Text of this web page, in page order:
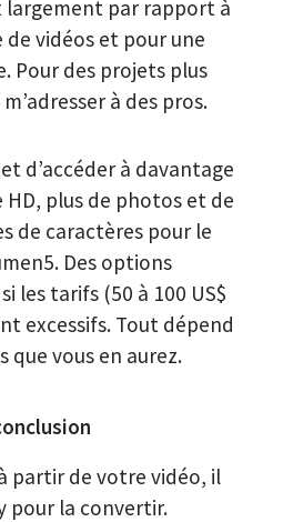
par rapport à
de vidéos et pour une
Pour des projets plus
à des pros.
d’accéder à davantage
HD, plus de photos et de
de caractères pour le
Des options
les tarifs (50 à 100 US$
excessifs. Tout dépend
que vous en aurez.
partir de votre vidéo, il
pour la convertir.